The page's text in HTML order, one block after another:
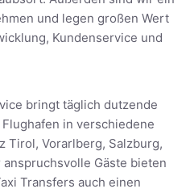
und legen großen Wert
Kundenservice und
bringt täglich dutzende
in verschiedene
Tirol, Vorarlberg, Salzburg,
Gäste bieten
Transfers auch einen